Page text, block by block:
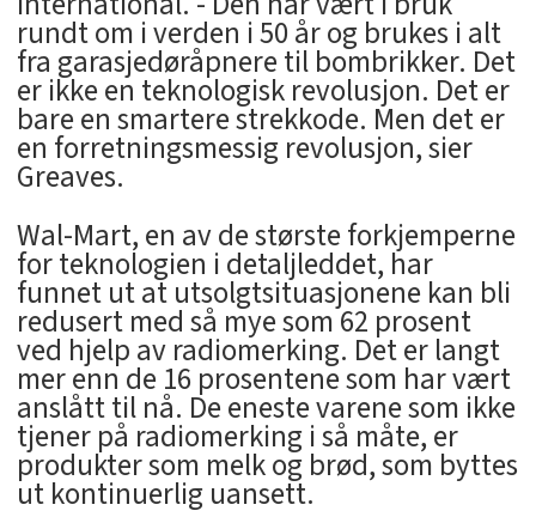
rundt om i verden i 50 år og brukes i alt
fra garasjedøråpnere til bombrikker. Det
er ikke en teknologisk revolusjon. Det er
bare en smartere strekkode. Men det er
en forretningsmessig revolusjon, sier
Greaves.
Wal-Mart, en av de største forkjemperne
for teknologien i detaljleddet, har
funnet ut at utsolgtsituasjonene kan bli
redusert med så mye som 62 prosent
ved hjelp av radiomerking. Det er langt
mer enn de 16 prosentene som har vært
anslått til nå. De eneste varene som ikke
tjener på radiomerking i så måte, er
produkter som melk og brød, som byttes
ut kontinuerlig uansett.